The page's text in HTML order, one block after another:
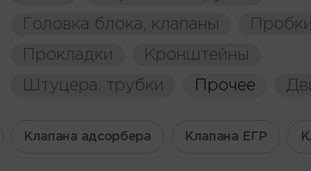
Головка блока, клапаны
Прокладки
Кронштейны
Штуцера, трубки
Прочее
Клапана адсорбера Клапана ЕГР